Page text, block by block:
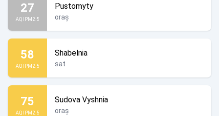
27
AQI PM2.5
Pustomyty
oraș
58
AQI PM2.5
Shabelnia
sat
75
AQI PM2.5
Sudova Vyshnia
oraș